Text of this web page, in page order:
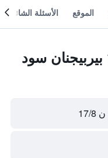
الموقع الأسئلة الشائعة
ن 17/8